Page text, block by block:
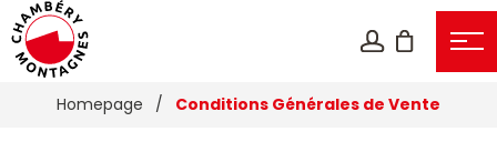
Homepage / Conditions Générales de Vente